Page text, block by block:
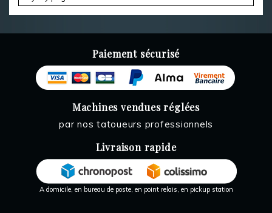
Paiement sécurisé
Machines vendues réglées
par nos tatoueurs professionnels
Livraison rapide
A domicile, en bureau de poste, en point relais, en pickup station